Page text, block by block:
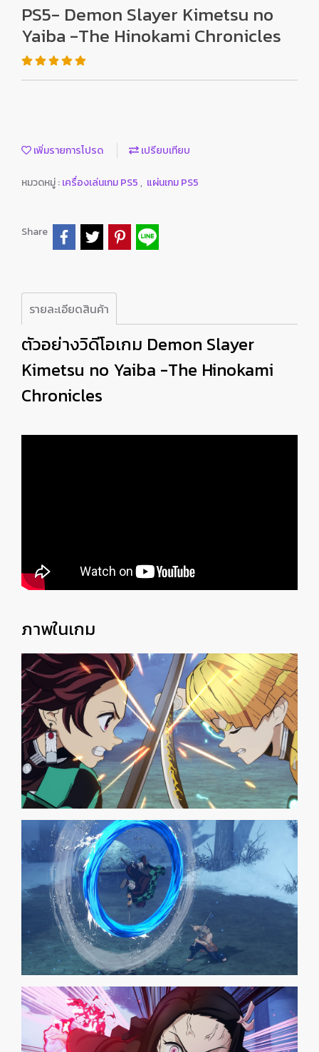
PS5- Demon Slayer Kimetsu no
Yaiba -The Hinokami Chronicles
เพิ่มรายการโปรด เปรียบเทียบ
หมวดหมู่ :เครื่องเล่นเกม PS5 , แผ่นเกม PS5
Share
รายละเอียดสินค้า
ตัวอย่างวิดีโอเกม Demon Slayer
Kimetsu no Yaiba -The Hinokami
Chronicles
ภาพในเกม